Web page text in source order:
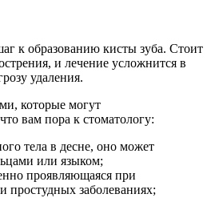
к образованию кисты зуба. Стоит
и лечение усложнится в
удаления.
которые могут
вам пора к стоматологу:
тела в десне, оно может
или языком;
проявляющаяся при
простудных заболеваниях;